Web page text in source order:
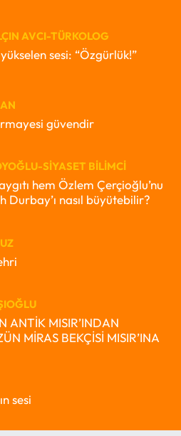
AVCI-TÜRKOLOG
sesi: “Özgürlük!”
güvendir
SIYASET BILIMCI
hem Özlem Çerçioğlu’nu
Durbay’ı nasıl büyütebilir?
ANTİK MISIR’INDAN
MİRAS BEKÇİSİ MISIR’INA
sesi